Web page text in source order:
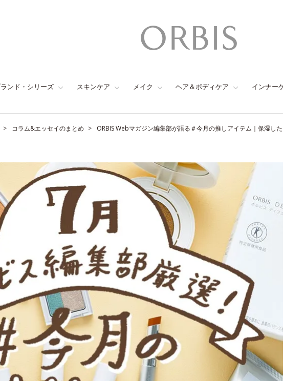
ンド・シリーズ スキンケア メイク ヘア＆ボディケア インナー
コラム&エッセイのまとめ ORBIS Webマガジン編集部が語る＃今月の推しアイテム｜保湿し